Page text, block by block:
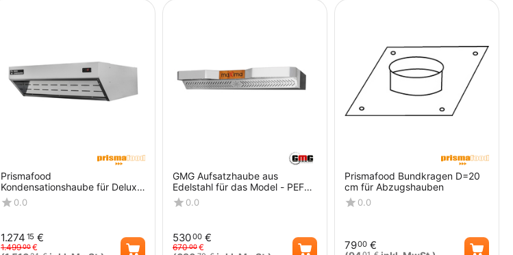
Prismafood
Kondensationshaube für Deluxe
/ Special / Power / Master 9
0.0
1.274 15 €
1.49900€
GMG Aufsatzhaube aus
Edelstahl für das Model - PEF
10570
0.0
53000 €
67000€
Prismafood Bundkragen D=20
cm für Abzugshauben
0.0
7900 €